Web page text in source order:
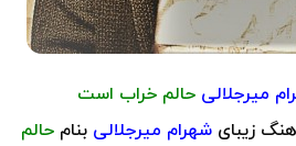
میرجلالی حالم خراب است
زیبای شهرام میرجلالی بنام حالم